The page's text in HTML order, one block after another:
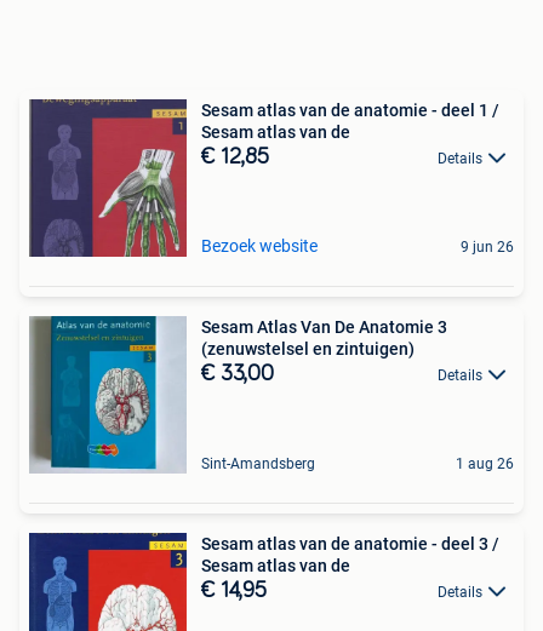
Sesam atlas van de anatomie - deel 1 /
Sesam atlas van de
€ 12,85 Details
Bezoek website 9 jun 26
Sesam Atlas Van De Anatomie 3
(zenuwstelsel en zintuigen)
€ 33,00 Details
Sint-Amandsberg 1 aug 26
Sesam atlas van de anatomie - deel 3 /
Sesam atlas van de
€ 14,95 Details